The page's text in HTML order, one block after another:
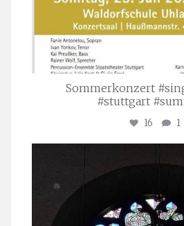
Sommerkonzert
#stuttgart
16 1
Apr. 1